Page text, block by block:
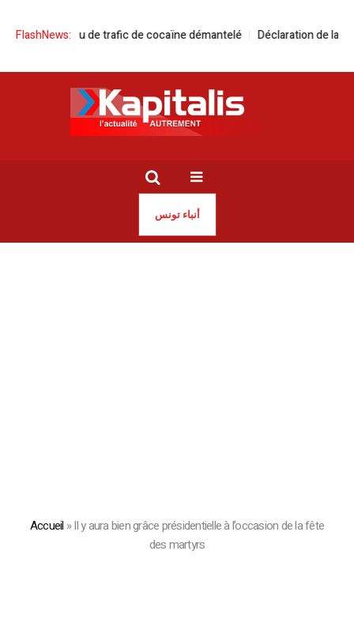
FlashNews:
| Un réseau de trafic de cocaïne démantelé Déclaration de la
أنباء تونس
Accueil »Il y aura bien grâce présidentielle à l’occasion de la fête
des martyrs